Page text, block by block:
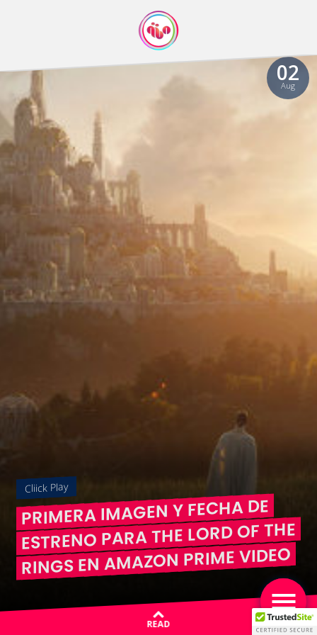
02
Aug
Cliick Play
PRIMERA IMAGEN Y FECHA DE
ESTRENO PARA THE LORD OF THE
RINGS EN AMAZON PRIME VIDEO
READ